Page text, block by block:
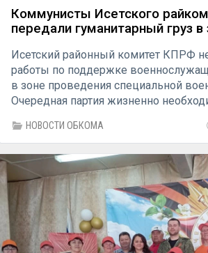
Коммунисты Исетского
передали гуманитарный груз в
Исетский районный комитет КПРФ
работы по поддержке
в зоне проведения специальной
Очередная партия жизненно
секретаря райкома Натальи
НОВОСТИ ОБКОМА